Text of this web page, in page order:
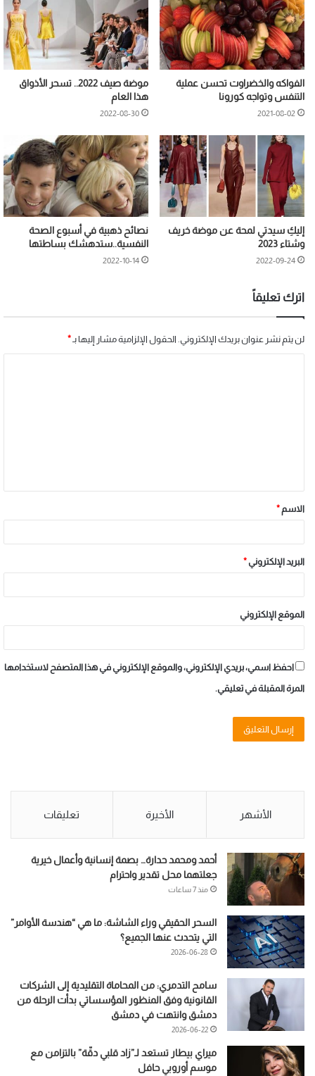
الفواكه والخضراوت تحسن عملية
التنفس وتواجه كورونا
2021-08-02
موضة صيف 2022.. تسحر الأذواق
هذا العام
2022-08-30
إليكِ سيدتي لمحة عن موضة خريف
وشتاء 2023
2022-09-24
نصائح ذهبية في أسبوع الصحة
النفسية..ستدهشك بساطتها
2022-10-14
اترك تعليقاً
لن يتم نشر عنوان بريدك الإلكتروني. الحقول الإلزامية مشار إليها بـ *
الاسم *
البريد الإلكتروني *
الموقع الإلكتروني
احفظ اسمي، بريدي الإلكتروني، والموقع الإلكتروني في هذا المتصفح لاستخدامها
المرة المقبلة في تعليقي.
الأشهر الأخيرة تعليقات
أحمد ومحمد حدارة… بصمة إنسانية وأعمال خيرية
جعلتهما محل تقدير واحترام
منذ 7 ساعات
السحر الحقيقي وراء الشاشة: ما هي “هندسة الأوامر”
التي يتحدث عنها الجميع؟
2026-06-28
سامح التدمري: من المحاماة التقليدية إلى الشركات
القانونية وفق المنظور المؤسساتي بدأت الرحلة من
دمشق وانتهت في دمشق
2026-06-22
ميراي بيطار تستعد لـ”زاد قلبي دقّة” بالتزامن مع
موسم أوروبي حافل